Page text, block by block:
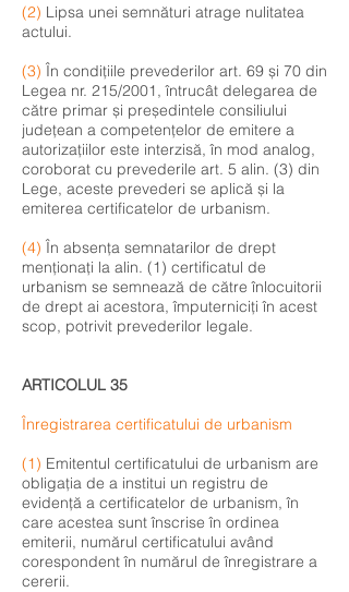
(2) Lipsa unei semnături atrage nulitatea
actului.
(3) În condițiile prevederilor art. 69 și 70 din
Legea nr. 215/2001, întrucât delegarea de
către primar și președintele consiliului
județean a competențelor de emitere a
autorizațiilor este interzisă, în mod analog,
coroborat cu prevederile art. 5 alin. (3) din
Lege, aceste prevederi se aplică și la
emiterea certificatelor de urbanism.
(4) În absența semnatarilor de drept
menționați la alin. (1) certificatul de
urbanism se semnează de către înlocuitorii
de drept ai acestora, împuterniciți în acest
scop, potrivit prevederilor legale.
ARTICOLUL 35
Înregistrarea certificatului de urbanism
(1) Emitentul certificatului de urbanism are
obligația de a institui un registru de
evidență a certificatelor de urbanism, în
care acestea sunt înscrise în ordinea
emiterii, numărul certificatului având
corespondent în numărul de înregistrare a
cererii.